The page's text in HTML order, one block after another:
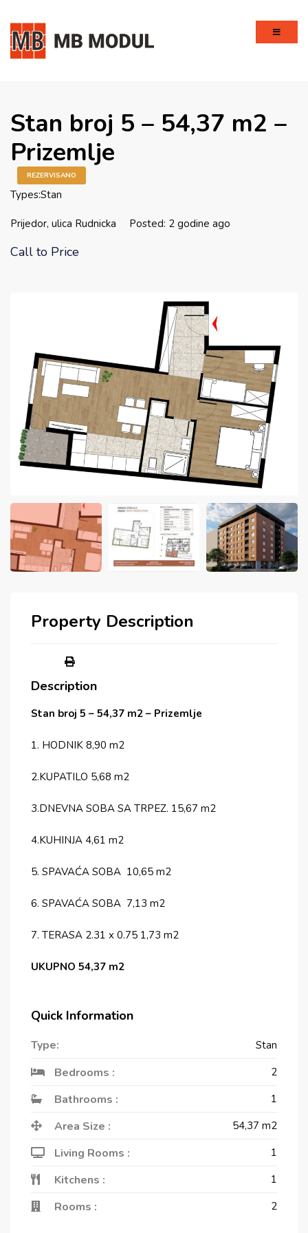
Stan broj 5 – 54,37 m2 –
Prizemlje
REZERVISANO
Types:Stan
Prijedor, ulica Rudnicka Posted: 2 godine ago
Call to Price
Property Description
Description
Stan broj 5 – 54,37 m2 – Prizemlje
1. HODNIK 8,90 m2
2.KUPATILO 5,68 m2
3.DNEVNA SOBA SA TRPEZ. 15,67 m2
4.KUHINJA 4,61 m2
5. SPAVAĆA SOBA 10,65 m2
6. SPAVAĆA SOBA 7,13 m2
7. TERASA 2.31 x 0.75 1,73 m2
UKUPNO 54,37 m2
Quick Information
Type: Stan
Bedrooms : 2
Bathrooms : 1
Area Size : 54,37 m2
Living Rooms : 1
Kitchens : 1
Rooms : 2